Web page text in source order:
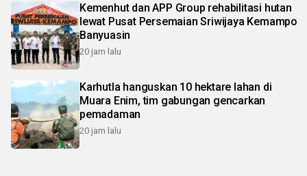
Kemenhut dan APP Group rehabilitasi hutan
lewat Pusat Persemaian Sriwijaya Kemampo
Banyuasin
20 jam lalu
Karhutla hanguskan 10 hektare lahan di
Muara Enim, tim gabungan gencarkan
pemadaman
20 jam lalu